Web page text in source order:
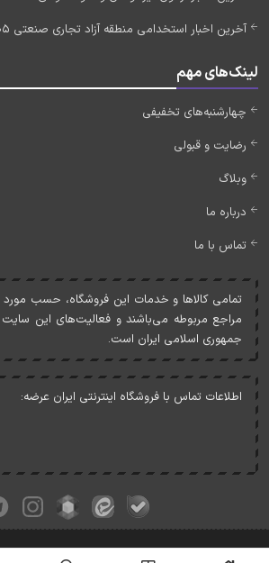
آخرین اخبار استخدامی منطقه آزاد تجاری صنعتی 1405
لینک‌های مهم
چهارشنبه‌های تخفیفی
رضایت و قبولی
وبلاگ
درباره ما
تماس با ما
تمامی کالاها و خدمات اين فروشگاه، حسب مورد
مراجع مربوطه می‌باشند و فعاليت‌های اين سايت
جمهوری اسلامی ايران است.
اطلاعات تماس با فروشگاه اینترنتی ایران عرضه: